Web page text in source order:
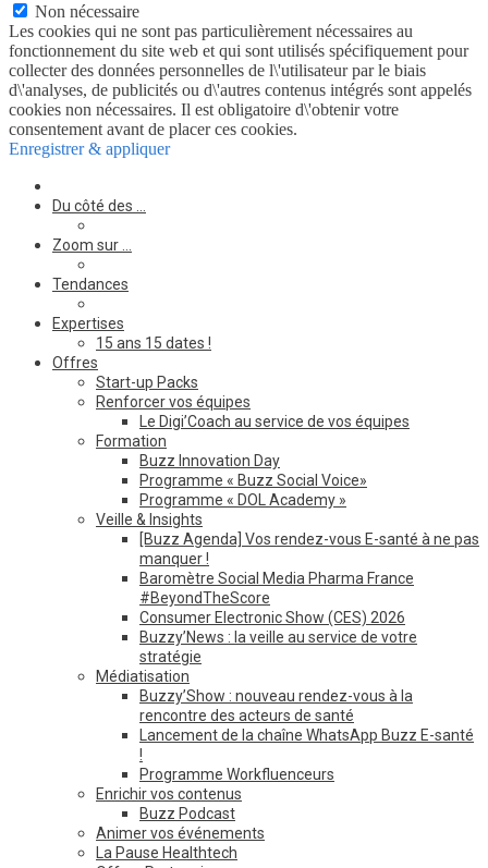
Non nécessaire
Les cookies qui ne sont pas particulièrement nécessaires au
fonctionnement du site web et qui sont utilisés spécifiquement pour
collecter des données personnelles de l\'utilisateur par le biais
d\'analyses, de publicités ou d\'autres contenus intégrés sont appelés
cookies non nécessaires. Il est obligatoire d\'obtenir votre
consentement avant de placer ces cookies.
Enregistrer & appliquer
Du côté des …
Zoom sur …
Tendances
Expertises
15 ans 15 dates !
Offres
Start-up Packs
Renforcer vos équipes
Le Digi’Coach au service de vos équipes
Formation
Buzz Innovation Day
Programme « Buzz Social Voice»
Programme « DOL Academy »
Veille & Insights
[Buzz Agenda] Vos rendez-vous E-santé à ne pas
manquer !
Baromètre Social Media Pharma France
#BeyondTheScore
Consumer Electronic Show (CES) 2026
Buzzy’News : la veille au service de votre
stratégie
Médiatisation
Buzzy’Show : nouveau rendez-vous à la
rencontre des acteurs de santé
Lancement de la chaîne WhatsApp Buzz E-santé
!
Programme Workfluenceurs
Enrichir vos contenus
Buzz Podcast
Animer vos événements
La Pause Healthtech